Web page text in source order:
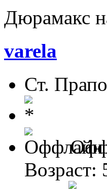
Дюрамакс
varela
Ст.
Возраст: